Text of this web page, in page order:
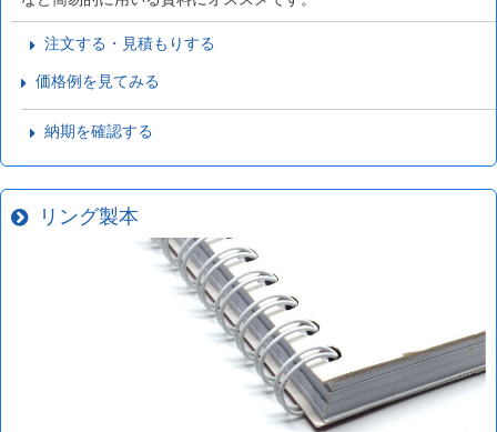
注文する・見積もりする
価格例を見てみる
納期を確認する
リング製本